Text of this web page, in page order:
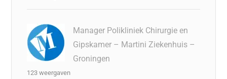
Manager Polikliniek Chirurgie en
Gipskamer – Martini Ziekenhuis –
Groningen
123 weergaven